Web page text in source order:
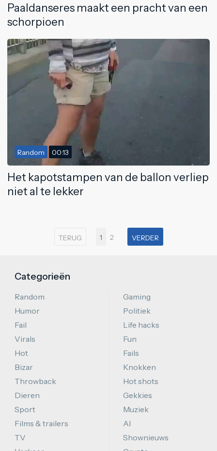
Paaldanseres maakt een pracht van een
schorpioen
Random 00:13
Het kapotstampen van de ballon verliep
niet al te lekker
TERUG 1 2 VERDER
Categorieën
Random
Humor
Fail
Virals
Hot
Bizar
Throwback
Dieren
Sport
Films & trailers
TV
Gaming
Politiek
Life hacks
Fun
Fails
Knokken
Hot shots
Gekkies
Muziek
AI
Shownieuws